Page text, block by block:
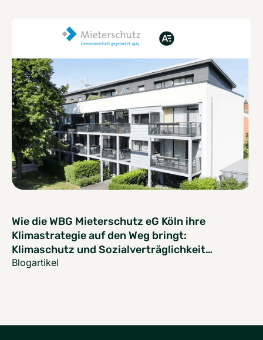
Wie die WBG Mieterschutz eG Köln ihre
Klimastrategie auf den Weg bringt:
Klimaschutz und Sozialverträglichkeit
gemeinsam denken
Blogartikel